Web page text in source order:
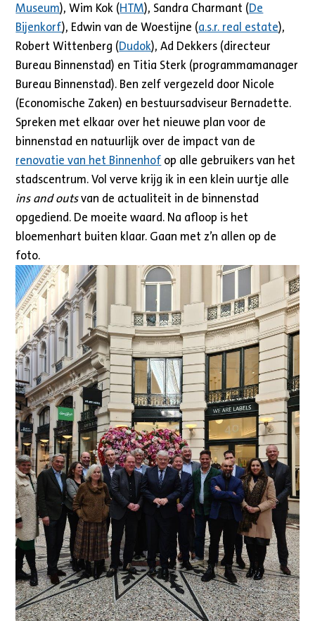
Museum), Wim Kok (HTM), Sandra Charmant (De
Bijenkorf), Edwin van de Woestijne (a.s.r. real estate),
Robert Wittenberg (Dudok), Ad Dekkers (directeur
Bureau Binnenstad) en Titia Sterk (programmamanager
Bureau Binnenstad). Ben zelf vergezeld door Nicole
(Economische Zaken) en bestuursadviseur Bernadette.
Spreken met elkaar over het nieuwe plan voor de
binnenstad en natuurlijk over de impact van de
renovatie van het Binnenhof op alle gebruikers van het
stadscentrum. Vol verve krijg ik in een klein uurtje alle
ins and outsvan de actualiteit in de binnenstad
opgediend. De moeite waard. Na afloop is het
bloemenhart buiten klaar. Gaan met z’n allen op de
foto.